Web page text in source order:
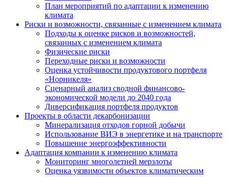
План мероприятий по адаптации к изменению
климата
Риски и возможности, связанные с изменением климата
Подходы к оценке рисков и возможностей,
связанных с изменением климата
Физические риски
Переходные риски и возможности
Оценка устойчивости продуктового портфеля
«Норникеля»
Сценарный анализ сводной финансово-
экономической модели до 2040 года
Диверсификация портфеля продуктов
Проекты в области декарбонизации
Минерализация отходов горной добычи
Использование ВИЭ в энергетике и на транспорте
Повышение энергоэффективности
Адаптация компании к изменению климата
Мониторинг многолетней мерзлоты
Оценка уязвимости объектов климатическим